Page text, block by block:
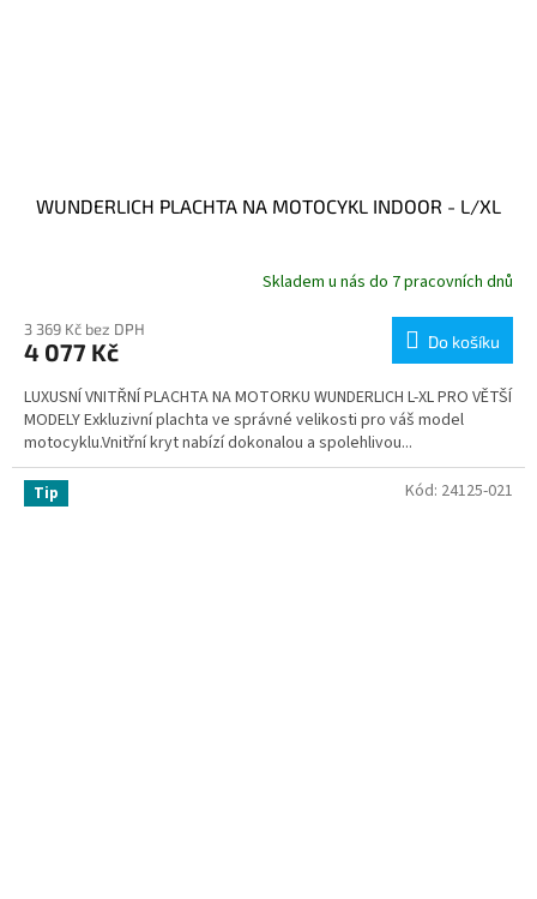
WUNDERLICH PLACHTA NA MOTOCYKL INDOOR - L/XL
Skladem u nás do 7 pracovních dnů
3 369 Kč bez DPH
4 077 Kč Do košíku
LUXUSNÍ VNITŘNÍ PLACHTA NA MOTORKU WUNDERLICH L-XL PRO VĚTŠÍ
MODELY Exkluzivní plachta ve správné velikosti pro váš model
motocyklu.Vnitřní kryt nabízí dokonalou a spolehlivou...
Tip Kód: 24125-021